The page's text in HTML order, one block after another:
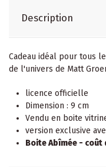
Description
Cadeau idéal pour tous
de l'univers de Matt
licence officielle
Dimension : 9 cm
Vendu en boite
version exclusive
Boite Abîmée -